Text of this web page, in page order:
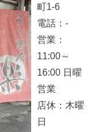
町1-6
電話：-
営業：
11:00～
16:00 日曜
営業
店休：木曜
日